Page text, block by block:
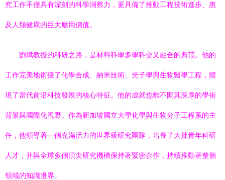
究工作不僅具有深刻的科學洞察力，更具備了推動工程技術進步、惠
及人類健康的巨大應用價值。
劉斌教授的科研之路，是材料科學多學科交叉融合的典范。他的
工作完美地銜接了化學合成、納米技術、光子學與生物醫學工程，體
現了當代前沿科技發展的核心特征。他的成就也離不開其深厚的學術
背景與國際化視野。作為新加坡國立大學化學與生物分子工程系的主
任，他領導著一個充滿活力的世界級研究團隊，培養了大批青年科研
人才，并與全球多個頂尖研究機構保持著緊密合作，持續推動著整個
領域的知識邊界。